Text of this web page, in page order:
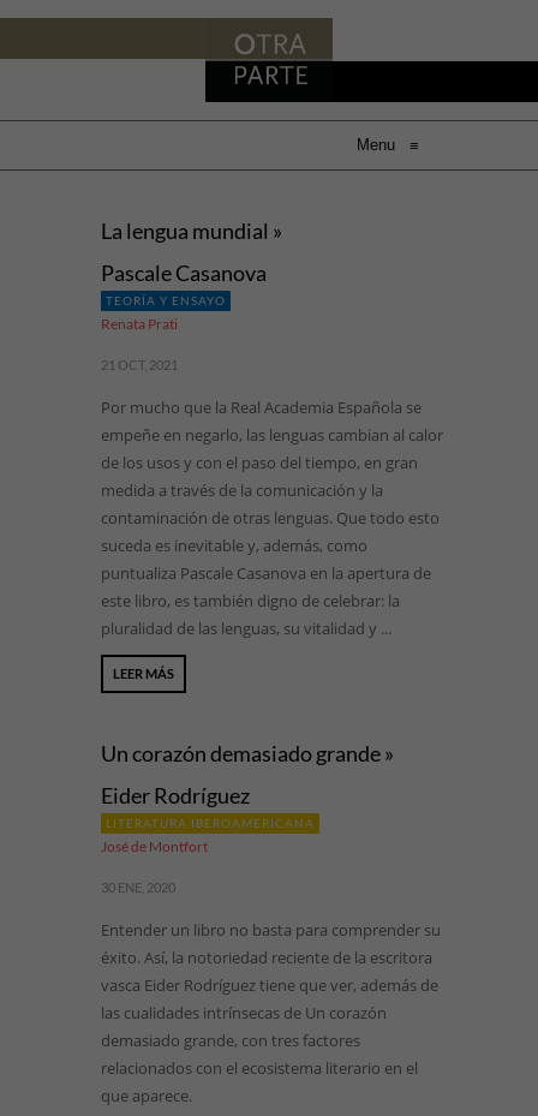
Menu ≡
La lengua mundial »
Pascale Casanova
TEORÍA Y ENSAYO
Renata Prati
21 OCT, 2021
Por mucho que la Real Academia Española se
empeñe en negarlo, las lenguas cambian al calor
de los usos y con el paso del tiempo, en gran
medida a través de la comunicación y la
contaminación de otras lenguas. Que todo esto
suceda es inevitable y, además, como
puntualiza Pascale Casanova en la apertura de
este libro, es también digno de celebrar: la
pluralidad de las lenguas, su vitalidad y ...
LEER MÁS
Un corazón demasiado grande »
Eider Rodríguez
LITERATURA IBEROAMERICANA
José de Montfort
30 ENE, 2020
Entender un libro no basta para comprender su
éxito. Así, la notoriedad reciente de la escritora
vasca Eider Rodríguez tiene que ver, además de
las cualidades intrínsecas de Un corazón
demasiado grande, con tres factores
relacionados con el ecosistema literario en el
que aparece.